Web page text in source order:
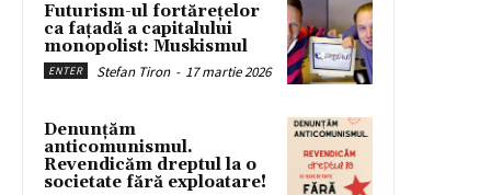
Futurism-ul fortărețelor
ca fațadă a capitalului
monopolist: Muskismul
ENTER Stefan Tiron - 17 martie 2026
Denunțăm
anticomunismul.
Revendicăm dreptul la o
societate fără exploatare!